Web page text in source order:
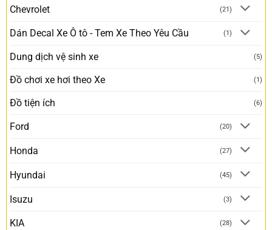
Chevrolet (21)
Dán Decal Xe Ô tô - Tem Xe Theo Yêu Cầu (1)
Dung dịch vệ sinh xe (5)
Đồ chơi xe hơi theo Xe (1)
Đồ tiện ích (6)
Ford (20)
Honda (27)
Hyundai (45)
Isuzu (3)
KIA (28)